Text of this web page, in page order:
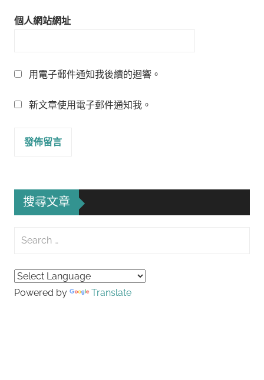
個人網站網址
用電子郵件通知我後續的迴響。
新文章使用電子郵件通知我。
搜尋文章
Search
Powered by Translate